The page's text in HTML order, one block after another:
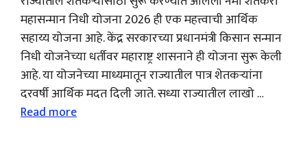
महासन्मान निधी योजना 2026 ही एक महत्त्वाची आर्थिक
सहाय्य योजना आहे. केंद्र सरकारच्या प्रधानमंत्री किसान सन्मान
निधी योजनेच्या धर्तीवर महाराष्ट्र शासनाने ही योजना सुरू केली
आहे. या योजनेच्या माध्यमातून राज्यातील पात्र शेतकऱ्यांना
दरवर्षी आर्थिक मदत दिली जाते. सध्या राज्यातील लाखो …
Read more